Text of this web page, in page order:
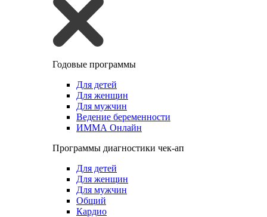
Годовые программы
Для детей
Для женщин
Для мужчин
Ведение беременности
ИММА Онлайн
Программы диагностики чек-ап
Для детей
Для женщин
Для мужчин
Общий
Кардио